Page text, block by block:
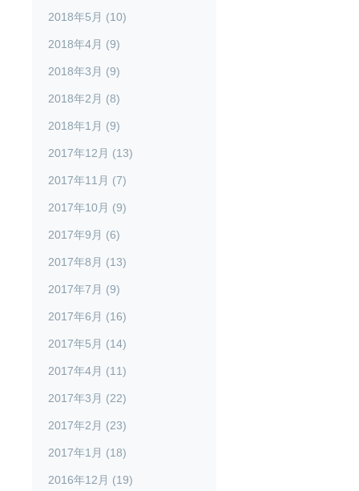
2018年5月 (10)
2018年4月 (9)
2018年3月 (9)
2018年2月 (8)
2018年1月 (9)
2017年12月 (13)
2017年11月 (7)
2017年10月 (9)
2017年9月 (6)
2017年8月 (13)
2017年7月 (9)
2017年6月 (16)
2017年5月 (14)
2017年4月 (11)
2017年3月 (22)
2017年2月 (23)
2017年1月 (18)
2016年12月 (19)